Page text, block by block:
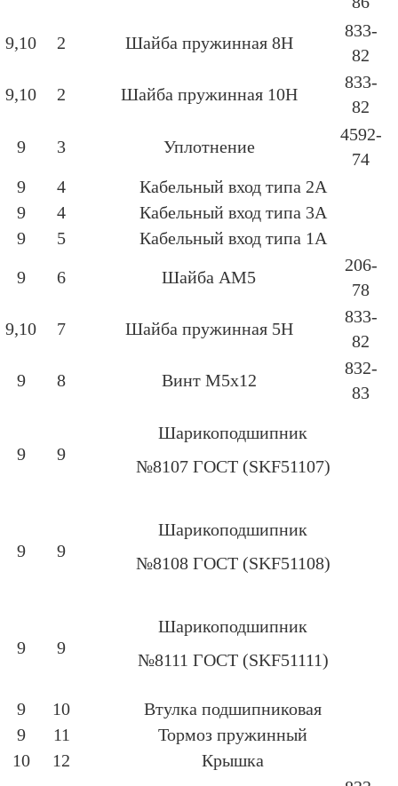
9,10 2 Шайба пружинная 8Н
833-
82
9,10
2 Шайба пружинная 10Н
833-
82
9 3 Уплотнение
4592-
74
9
4
Кабельный вход типа 2А
9
4
Кабельный вход типа 3А
9
5
Кабельный вход типа 1А
9
6 Шайба АМ5
206-
78
9,10
7 Шайба пружинная 5Н
833-
82
9
8 Винт М5х12
832-
83
9 9
Шарикоподшипник
№8107 ГОСТ (SKF51107)
9 9
Шарикоподшипник
№8108 ГОСТ (SKF51108)
9 9
Шарикоподшипник
№8111 ГОСТ (SKF51111)
9 10
Втулка подшипниковая
9
11
Тормоз пружинный
10
12
Крышка